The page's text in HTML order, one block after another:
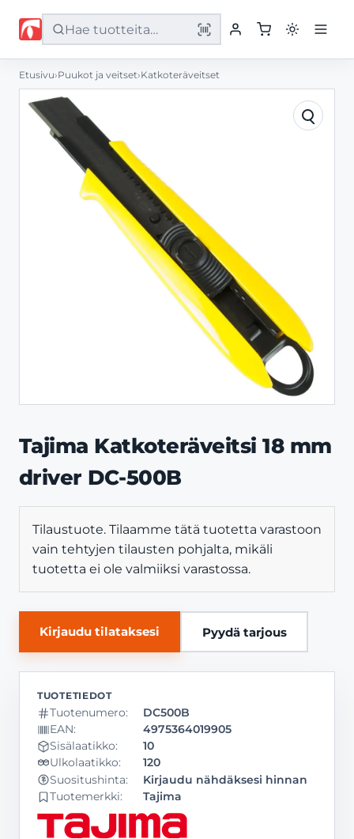
Etusivu
Tuotteet
Palvelut
Etusivu›Puukot ja veitset›Katkoteräveitset
Tajima Katkoteräveitsi 18 mm
driver DC-500B
Tilaustuote. Tilaamme tätä tuotetta varastoon
vain tehtyjen tilausten pohjalta, mikäli
tuotetta ei ole valmiiksi varastossa.
Kirjaudu tilataksesi Pyydä tarjous
Tuotenumero:
DC500B
EAN:
4975364019905
Sisälaatikko:
10
Ulkolaatikko:
120
Suositushinta:
Kirjaudu nähdäksesi hinnan
Tuotemerkki: Tajima